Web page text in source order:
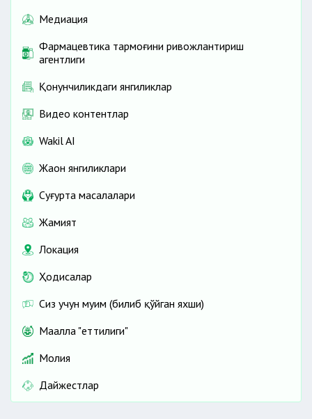
Медиация
Фармацевтика тармоғини ривожлантириш
агентлиги
Қонунчиликдаги янгиликлар
Видео контентлар
Wakil AI
Жаҳон янгиликлари
Cуғурта масалалари
Жамият
Локация
Ҳодисалар
Сиз учун муҳим (билиб қўйган яхши)
Маҳалла "еттилиги"
Молия
Дайжестлар